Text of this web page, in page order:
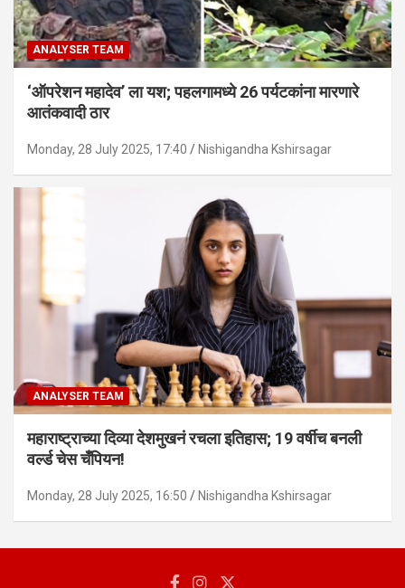
ANALYSER TEAM
‘ऑपरेशन महादेव’ ला यश; पहलगामध्ये 26 पर्यटकांना मारणारे
आतंकवादी ठार
Monday, 28 July 2025, 17:40 Nishigandha Kshirsagar
ANALYSER TEAM
महाराष्ट्राच्या दिव्या देशमुखनं रचला इतिहास; 19 वर्षीच बनली
वर्ल्ड चेस चँपियन!
Monday, 28 July 2025, 16:50 Nishigandha Kshirsagar